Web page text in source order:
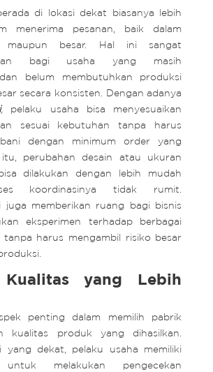
di lokasi dekat biasanya lebih
menerima pesanan, baik dalam
maupun besar. Hal ini sangat
bagi usaha yang masih
belum membutuhkan produksi
secara konsisten. Dengan adanya
, pelaku usaha bisa menyesuaikan
sesuai kebutuhan tanpa harus
dengan minimum order yang
perubahan desain atau ukuran
dilakukan dengan lebih mudah
koordinasinya tidak rumit.
juga memberikan ruang bagi bisnis
eksperimen terhadap berbagai
tanpa harus mengambil risiko besar
yang Lebih
penting dalam memilih pabrik
kualitas produk yang dihasilkan.
yang dekat, pelaku usaha memiliki
untuk melakukan pengecekan